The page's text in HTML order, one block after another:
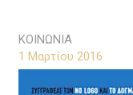
ΚΟΙΝΩΝΙΑ
1 Μαρτίου 2016